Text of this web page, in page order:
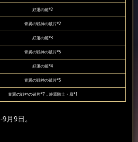
好運の鎚*2
青翼の戦神の破片*2
好運の鎚*3
青翼の戦神の破片*5
好運の鎚*4
青翼の戦神の破片*5
青翼の戦神の破片*7，終焉騎士・風*1
月9日。